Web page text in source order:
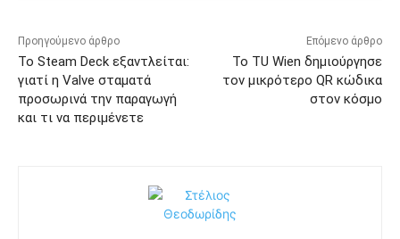
Προηγούμενο άρθρο
Το Steam Deck εξαντλείται:
γιατί η Valve σταματά
προσωρινά την παραγωγή
και τι να περιμένετε
Επόμενο άρθρο
Το TU Wien δημιούργησε
τον μικρότερο QR κώδικα
στον κόσμο